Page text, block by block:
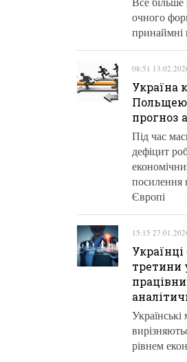
очного
принаймні
08:51
Україна
Польщею
прогноз
Під час
дефіцит
посилення
Європі
15:15
третини
рівнем